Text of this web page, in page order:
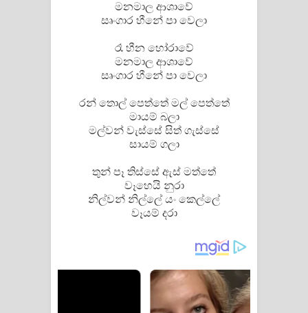
මනමාල ආශාවේ
සෘංගාර හීනේ පා වෙලා
රෑ හීන හෝරාවේ
මනමාල ආශාවේ
සෘංගාර හීනේ පා වෙලා
රන් තොල් පෙත්තේ මල් පෙත්තේ
මායම් බලා
මල්වන් වැස්සේ සිත් ගැස්සේ
සායම් ගලා
තුන් පෑ තිස්සේ ඇස් මත්තේ
වෑහෙයි නුරා
නිල්වන් නිල්ලේ යං කෙල්ලේ
වෑයම් දරා